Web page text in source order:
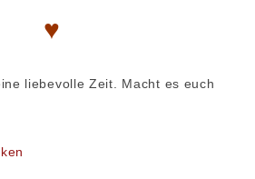
♥
liebevolle Zeit. Macht es euch